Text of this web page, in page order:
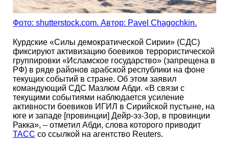
Фото: shutterstock.com. Автор: Pavel Chagochkin.
Курдские «Силы демократической Сирии» (СДС)
фиксируют активизацию боевиков террористической
группировки «Исламское государство» (запрещена в
РФ) в ряде районов арабской республики на фоне
текущих событий в стране. Об этом заявил
командующий СДС Мазлюм Абди. «В связи с
текущими событиями наблюдается усиление
активности боевиков ИГИЛ в Сирийской пустыне, на
юге и западе [провинции] Дейр-эз-Зор, в провинции
Ракка», – отметил Абди, слова которого приводит
ТАСС со ссылкой на агентство Reuters.